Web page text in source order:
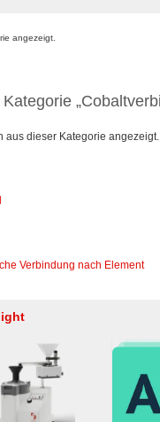
angezeigt.
aus dieser Kategorie angezeigt.
Verbindung nach Element